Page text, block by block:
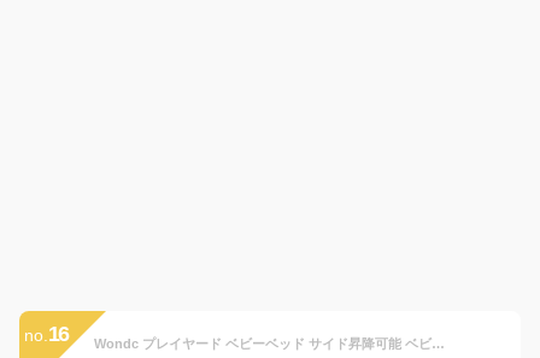
no. 16 Wondc プレイヤード ベビーベッド サイド昇降可能 ベビーサークル バシネット付き 折りたたみ おむつ交換台付き キャリーバッグ付 ミュージカルおもちゃ付（0-36ヶ月） グレー 120*72*63cm